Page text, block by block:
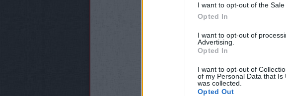
I want to opt-out of the Sale
Opted In
I want to opt-out of
Advertising.
Opted In
I want to opt-out of
of my Personal Data that
was collected.
Opted Out